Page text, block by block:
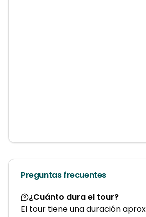
Preguntas frecuentes
¿Cuánto dura el tour?
El tour tiene una duración